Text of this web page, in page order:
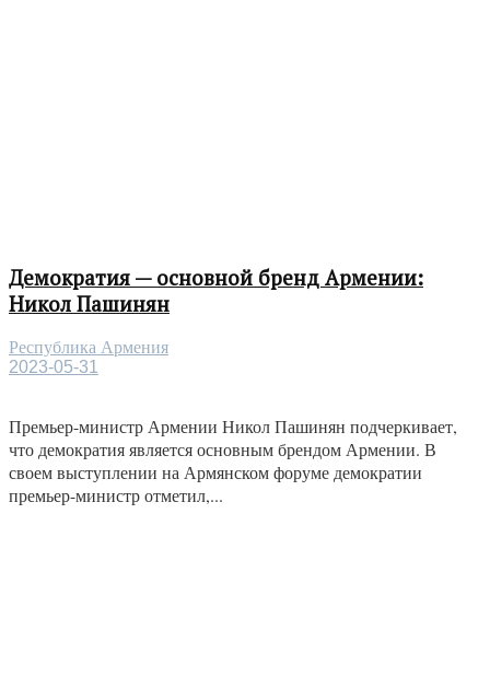
Демократия — основной бренд Армении:
Никол Пашинян
Республика Армения
2023-05-31
Премьер-министр Армении Никол Пашинян подчеркивает,
что демократия является основным брендом Армении. В
своем выступлении на Армянском форуме демократии
премьер-министр отметил,...